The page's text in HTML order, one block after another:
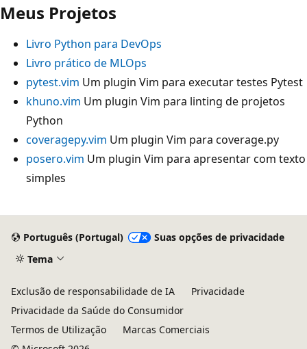
Meus Projetos
Livro Python para DevOps
Livro prático de MLOps
pytest.vim Um plugin Vim para executar testes Pytest
khuno.vim Um plugin Vim para linting de projetos
Python
coveragepy.vim Um plugin Vim para coverage.py
posero.vim Um plugin Vim para apresentar com texto
simples
leitura
desativado
Português (Portugal)
Suas opções de privacidade
Tema
Exclusão de responsabilidade de IA
Privacidade
Privacidade da Saúde do Consumidor
Termos de Utilização
Marcas Comerciais